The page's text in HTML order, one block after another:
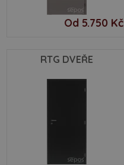
Od 5.750 Kč
RTG DVEŘE